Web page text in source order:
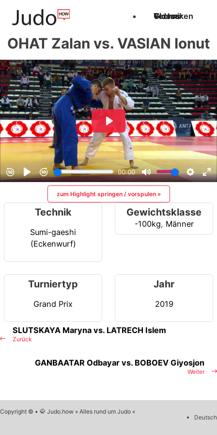
Techniken
Videos
Glossar
OHAT Zalan vs. VASIAN Ionut
zum Highlight springen / vorspulen »
Technik
Sumi-gaeshi
(Eckenwurf)
Gewichtsklasse
-100kg, Männer
Turniertyp
Grand Prix
Jahr
2019
Zurück
SLUTSKAYA Maryna vs. LATRECH Islem
Weiter
GANBAATAR Odbayar vs. BOBOEV Giyosjon
Copyright © • 🥋 Judo.how » Alles rund um Judo «
Deutsch